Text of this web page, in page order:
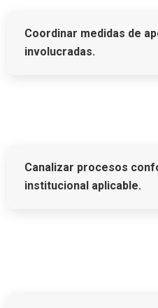
Coordinar medidas de
involucradas.
Canalizar procesos
institucional aplicable.